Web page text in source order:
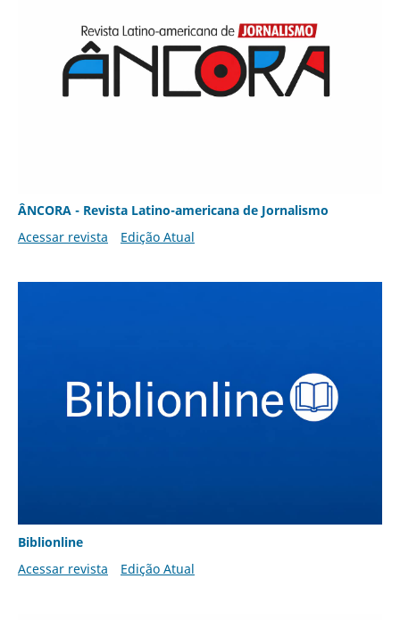
ÂNCORA - Revista Latino-americana de Jornalismo
Acessar revista
Edição Atual
Biblionline
Acessar revista
Edição Atual